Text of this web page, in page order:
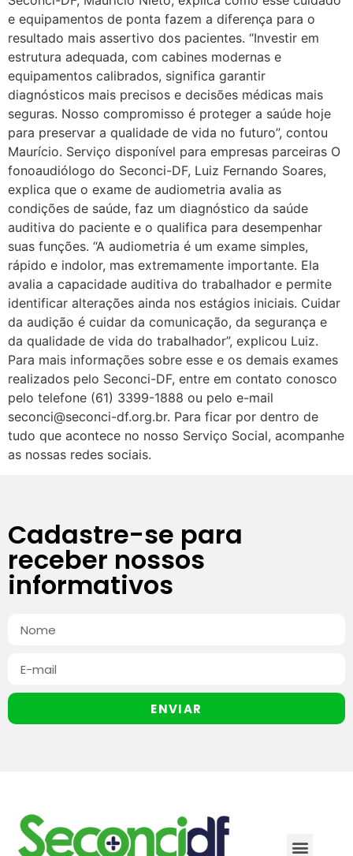
e equipamentos de ponta fazem a diferença para o
resultado mais assertivo dos pacientes. “Investir em
estrutura adequada, com cabines modernas e
equipamentos calibrados, significa garantir
diagnósticos mais precisos e decisões médicas mais
seguras. Nosso compromisso é proteger a saúde hoje
para preservar a qualidade de vida no futuro”, contou
Maurício. Serviço disponível para empresas parceiras O
fonoaudiólogo do Seconci-DF, Luiz Fernando Soares,
explica que o exame de audiometria avalia as
condições de saúde, faz um diagnóstico da saúde
auditiva do paciente e o qualifica para desempenhar
suas funções. “A audiometria é um exame simples,
rápido e indolor, mas extremamente importante. Ela
avalia a capacidade auditiva do trabalhador e permite
identificar alterações ainda nos estágios iniciais. Cuidar
da audição é cuidar da comunicação, da segurança e
da qualidade de vida do trabalhador”, explicou Luiz.
Para mais informações sobre esse e os demais exames
realizados pelo Seconci-DF, entre em contato conosco
pelo telefone (61) 3399-1888 ou pelo e-mail
seconci@seconci-df.org.br. Para ficar por dentro de
tudo que acontece no nosso Serviço Social, acompanhe
as nossas redes sociais.
Cadastre-se para
receber nossos
informativos
ENVIAR